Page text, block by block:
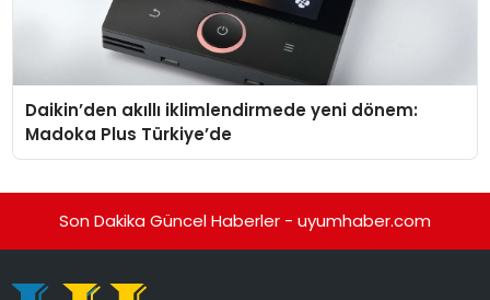
Daikin’den akıllı iklimlendirmede yeni dönem:
Madoka Plus Türkiye’de
Son Dakika Güncel Haberler - uyumhaber.com